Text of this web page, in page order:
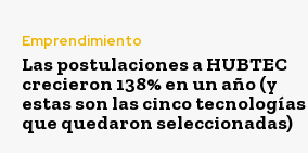
Emprendimiento
Las postulaciones a HUBTEC
crecieron 138% en un año (y
estas son las cinco tecnologías
que quedaron seleccionadas)